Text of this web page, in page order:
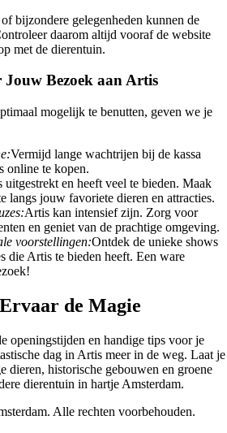
bijzondere gelegenheden kunnen de
daarom altijd vooraf de website
met de dierentuin.
Bezoek aan Artis
mogelijk te benutten, geven we je
Vermijd lange wachtrijen bij de kassa
online te kopen.
uitgestrekt en heeft veel te bieden. Maak
langs jouw favoriete dieren en attracties.
Artis kan intensief zijn. Zorg voor
en geniet van de prachtige omgeving.
voorstellingen:Ontdek de unieke shows
die Artis te bieden heeft. Een ware
de Magie
openingstijden en handige tips voor je
dag in Artis meer in de weg. Laat je
dieren, historische gebouwen en groene
dierentuin in hartje Amsterdam.
Alle rechten voorbehouden.